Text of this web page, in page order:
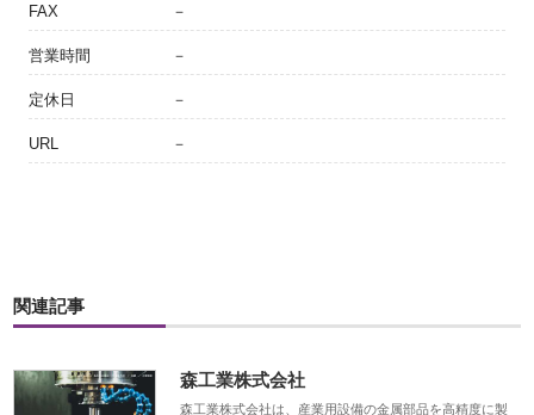
FAX －
営業時間 －
定休日 －
URL －
関連記事
森工業株式会社
森工業株式会社は、産業用設備の金属部品を高精度に製